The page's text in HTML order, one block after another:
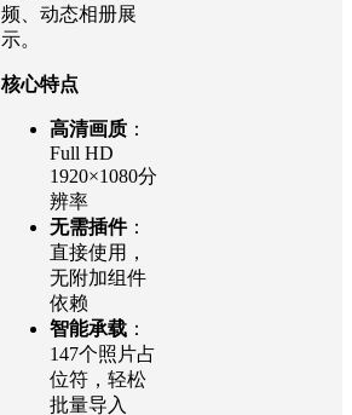
频、动态相册展
示。
核心特点
高清画质 ：
Full HD
1920×1080分
辨率
无需插件：
直接使用，
无附加组件
依赖
智能承载 ：
147个照片占
位符，轻松
批量导入